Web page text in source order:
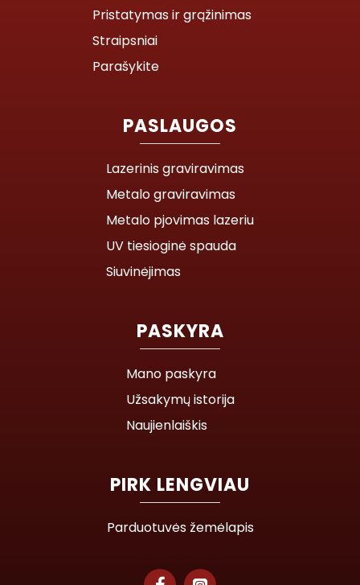
Pristatymas ir grąžinimas
Straipsniai
Parašykite
PASLAUGOS
Lazerinis graviravimas
Metalo graviravimas
Metalo pjovimas lazeriu
UV tiesioginė spauda
Siuvinėjimas
PASKYRA
Mano paskyra
Užsakymų istorija
Naujienlaiškis
PIRK LENGVIAU
Parduotuvės žemėlapis